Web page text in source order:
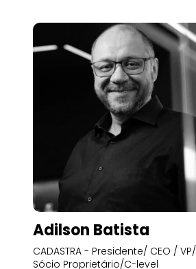
Adilson Batista
CADASTRA - Presidente/ CEO / VP/
Sócio Proprietário/C-level